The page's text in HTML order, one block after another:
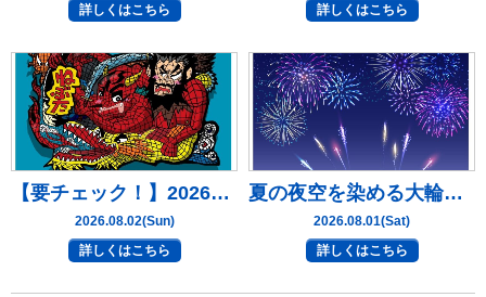
詳しくはこちら
詳しくはこちら
【要チェック！】2026年版 青森・ねぶた祭の詳細！【2026年８月２日更新】｜静岡県沼津市・三島市・富士市・静岡市の外壁塗装・屋根塗装専門店 塗替え情報館
2026.08.02(Sun)
詳しくはこちら
夏の夜空を染める大輪の華！8月開催の日本全国・主要花火大会完全ガイド【2026年８月１日更新】｜静岡県沼津市・三島市・富士市・静岡市の外壁塗装・屋根塗装専門店 塗替え情報館
2026.08.01(Sat)
詳しくはこちら